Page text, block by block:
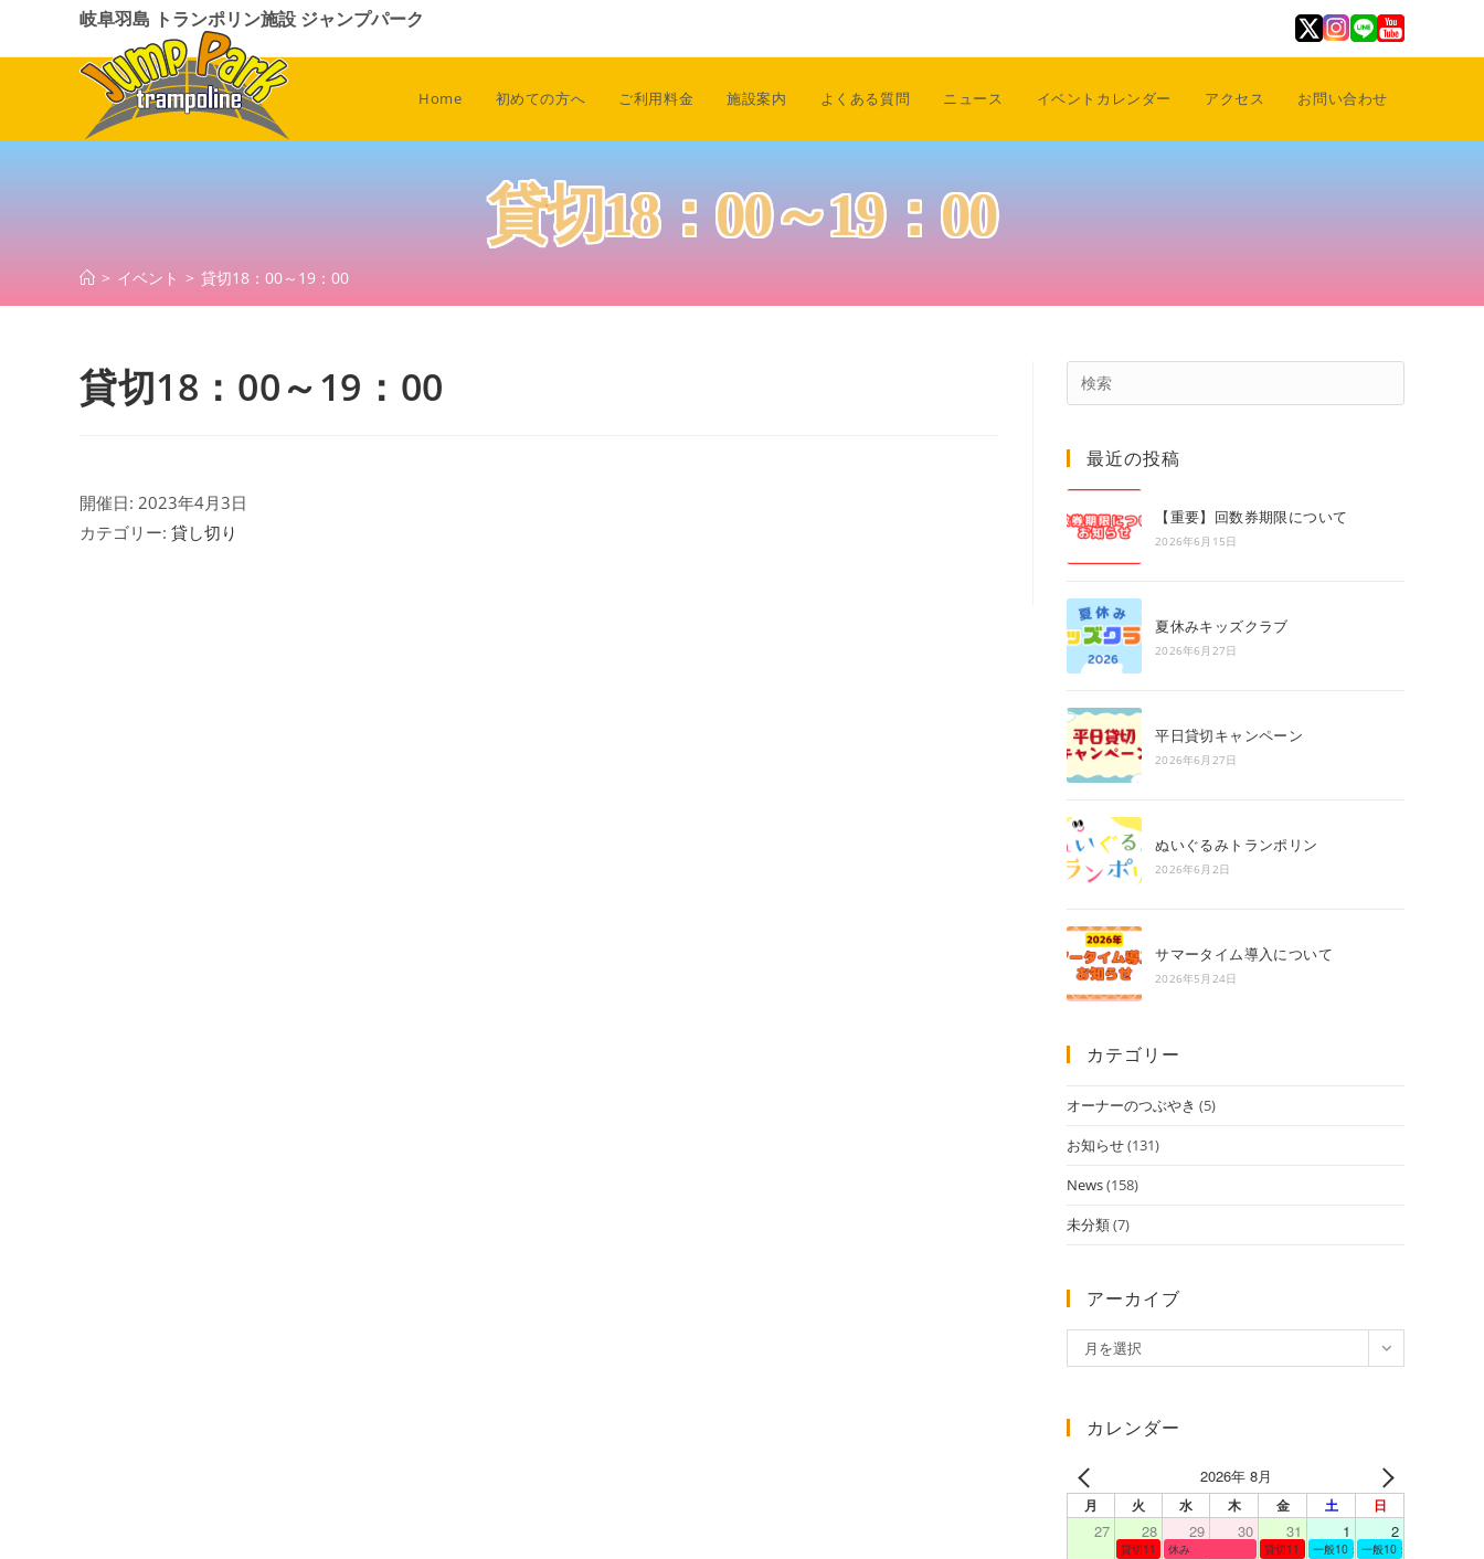
岐阜羽島 トランポリン施設 ジャンプパーク
Home 初めての方へ ご利用料金 施設案内 よくある質問 ニュース イベントカレンダー アクセス お問い合わせ
貸切18：00～19：00
> イベント > 貸切18：00～19：00
貸切18：00～19：00
開催日: 2023年4月3日
カテゴリー: 貸し切り
Escape
最近の投稿
【重要】回数券期限について
2026年6月15日
夏休みキッズクラブ
2026年6月27日
平日貸切キャンペーン
2026年6月27日
ぬいぐるみトランポリン
2026年6月2日
サマータイム導入について
2026年5月24日
カテゴリー
オーナーのつぶやき (5)
お知らせ(131)
News(158)
未分類(7)
アーカイブ
ー
イ
月を選択
カレンダー
2026年 8月
月 火 水 木 金 土 日
27 28 29 30 31 1 2
貸切11：00～12：00
休み 貸切11：00～12：00
一般10：00～19：00一般10：00～19：00